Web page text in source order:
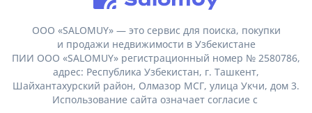
ООО «SALOMUY» — это сервис для поиска, покупки
и продажи недвижимости в Узбекистане
ПИИ ООО «SALOMUY» регистрационный номер № 2580786,
адрес: Республика Узбекистан, г. Ташкент,
Шайхантахурский район, Олмазор МСГ, улица Укчи, дом 3.
Использование сайта означает согласие с